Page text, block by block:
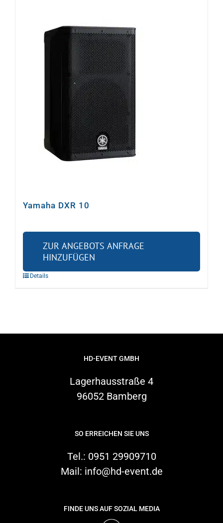
Yamaha DXR 10
ZUR ANGEBOTS ANFRAGE
HINZUFÜGEN
Details
HD-EVENT GMBH
Lagerhausstraße 4
96052 Bamberg
SO ERREICHEN SIE UNS
Tel.: 0951 29909710
Mail: info@hd-event.de
FINDE UNS AUF SOZIAL MEDIA